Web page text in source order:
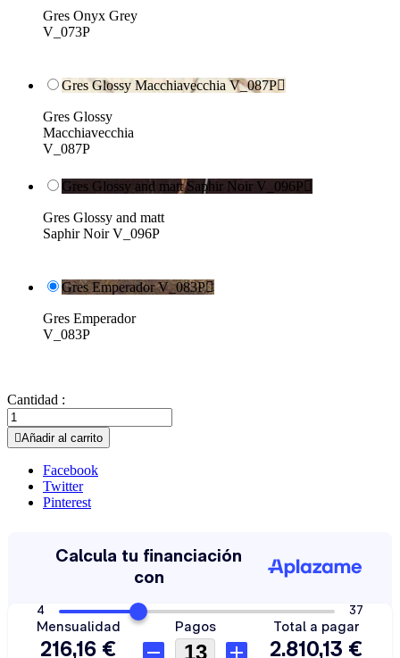
Gres Onyx Grey
V_073P
Gres Glossy Macchiavecchia V_087P
Gres Glossy
Macchiavecchia
V_087P
Gres Glossy and matt Saphir Noir V_096P
Gres Glossy and matt
Saphir Noir V_096P
Gres Emperador V_083P
Gres Emperador
V_083P
Cantidad :
Añadir al carrito
Facebook
Twitter
Pinterest